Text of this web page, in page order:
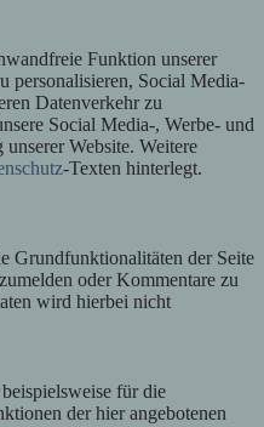
Funktion unserer
personalisieren, Social Media-
Datenverkehr zu
Social Media-, Werbe- und
Website. Weitere
-Texten hinterlegt.
Grundfunktionalitäten der Seite
oder Kommentare zu
wird hierbei nicht
für die
der hier angebotenen